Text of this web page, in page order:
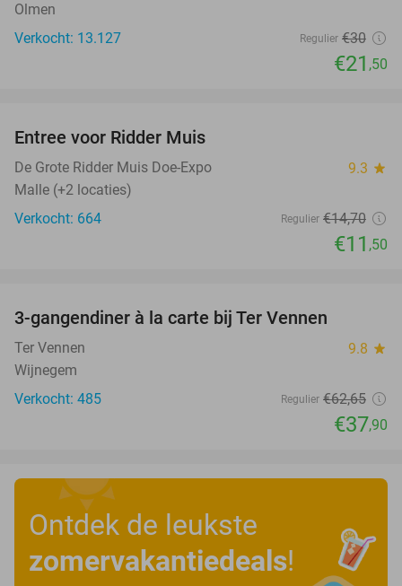
Olmen
Verkocht: 13.127
Regulier €30
€21 ,50
Entree voor Ridder Muis
De Grote Ridder Muis Doe-Expo 9.3 star
Malle (+2 locaties)
Verkocht: 664
Regulier €14,70
€11 ,50
3-gangendiner à la carte bij Ter Vennen
Ter Vennen 9.8 star
Wijnegem
Verkocht: 485
Regulier €62,65
€37,90
Ontdek de leukste
zomervakantiedeals!